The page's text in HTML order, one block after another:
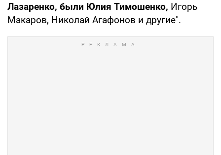
Лазаренко, были Юлия Тимошенко, Игорь
Макаров, Николай Агафонов и другие".